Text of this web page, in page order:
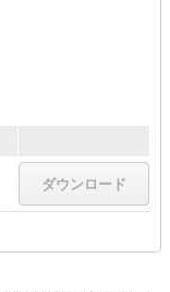
ダウンロード